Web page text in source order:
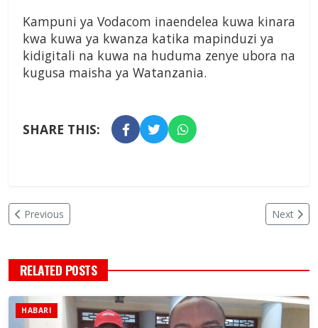
Kampuni ya Vodacom inaendelea kuwa kinara
kwa kuwa ya kwanza katika mapinduzi ya
kidigitali na kuwa na huduma zenye ubora na
kugusa maisha ya Watanzania.
SHARE THIS:
Previous Next
RELATED POSTS
HABARI